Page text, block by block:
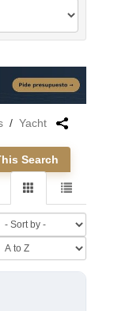
/ Yacht
Search